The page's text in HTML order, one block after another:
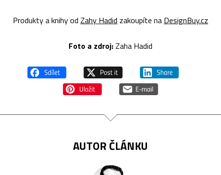
Produkty a knihy od Zahy Hadid zakoupíte na DesignBuy.cz
Foto a zdroj:Zaha Hadid
AUTOR ČLÁNKU